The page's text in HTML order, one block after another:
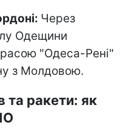
Через
Одещини
"Одеса-Рені"
з Молдовою.
та ракети: як